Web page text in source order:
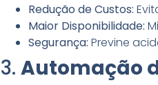
Redução de Custos:
Maior Disponibilidade:
Segurança: Previne
3. Automação